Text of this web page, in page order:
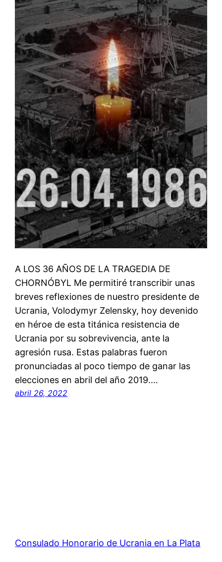
A LOS 36 AÑOS DE LA TRAGEDIA DE
CHORNÓBYL Me permitiré transcribir unas
breves reflexiones de nuestro presidente de
Ucrania, Volodymyr Zelensky, hoy devenido
en héroe de esta titánica resistencia de
Ucrania por su sobrevivencia, ante la
agresión rusa. Estas palabras fueron
pronunciadas al poco tiempo de ganar las
elecciones en abril del año 2019.…
abril 26, 2022
Consulado Honorario de Ucrania en La Plata